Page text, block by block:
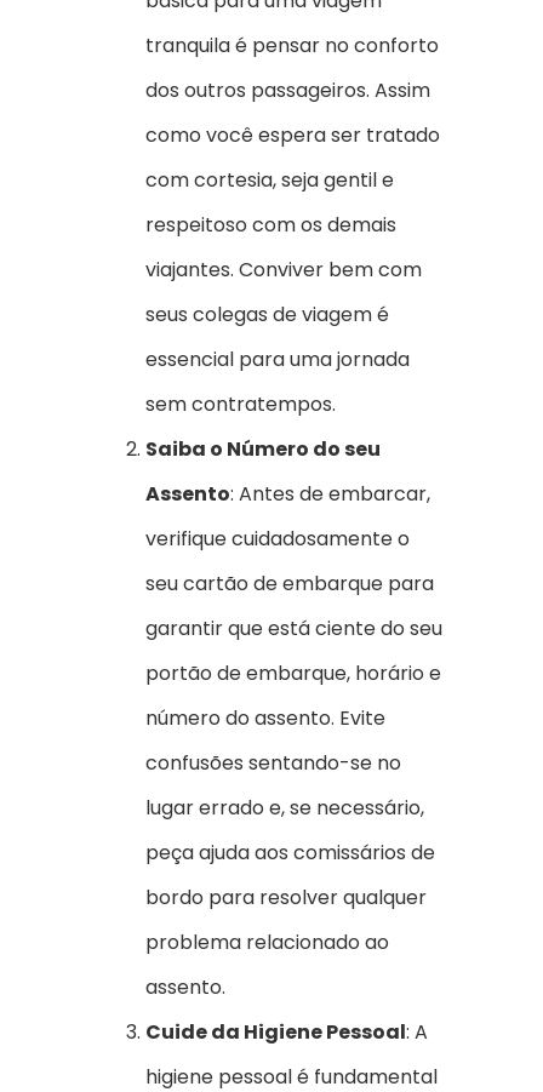
tranquila é pensar no conforto
dos outros passageiros. Assim
como você espera ser tratado
com cortesia, seja gentil e
respeitoso com os demais
viajantes. Conviver bem com
seus colegas de viagem é
essencial para uma jornada
sem contratempos.
Saiba o Número do seu
Assento: Antes de embarcar,
verifique cuidadosamente o
seu cartão de embarque para
garantir que está ciente do seu
portão de embarque, horário e
número do assento. Evite
confusões sentando-se no
lugar errado e, se necessário,
peça ajuda aos comissários de
bordo para resolver qualquer
problema relacionado ao
assento.
Cuide da Higiene Pessoal: A
higiene pessoal é fundamental